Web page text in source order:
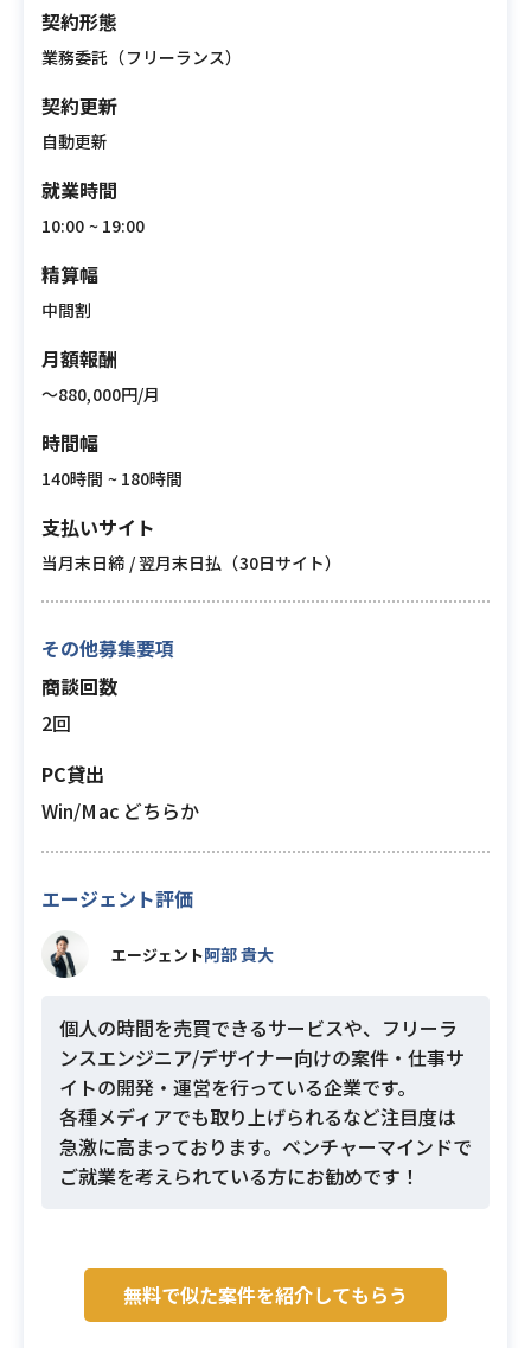
契約形態
業務委託（フリーランス）
契約更新
自動更新
就業時間
10:00 ~ 19:00
精算幅
中間割
月額報酬
〜880,000円/月
時間幅
140時間 ~ 180時間
支払いサイト
当月末日締 / 翌月末日払（30日サイト）
その他募集要項
商談回数
2回
PC貸出
Win/Mac どちらか
エージェント評価
エージェント阿部 貴大
個人の時間を売買できるサービスや、フリーラ
ンスエンジニア/デザイナー向けの案件・仕事サ
イトの開発・運営を行っている企業です。
各種メディアでも取り上げられるなど注目度は
急激に高まっております。ベンチャーマインドで
ご就業を考えられている方にお勧めです！
無料で似た案件を紹介してもらう